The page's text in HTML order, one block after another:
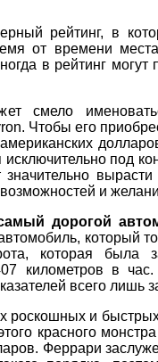
рейтинг, в
от времени
в рейтинг могут
смело
Чтобы его
под
вырасти
и
дорогой
который
которая была
километров в
всего лишь
роскошных и
красного
Феррари